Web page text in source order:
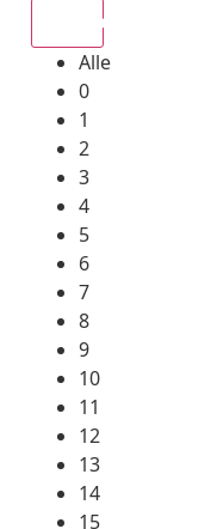
Alle
0
1
2
3
4
5
6
7
8
9
10
11
12
13
14
15